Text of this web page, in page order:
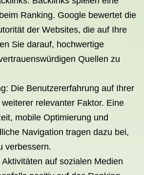
Ranking. Google bewertet die
der Websites, die auf Ihre
Sie darauf, hochwertige
Quellen zu
Die Benutzererfahrung auf Ihrer
relevanter Faktor. Eine
mobile Optimierung und
Navigation tragen dazu bei,
verbessern.
auf sozialen Medien